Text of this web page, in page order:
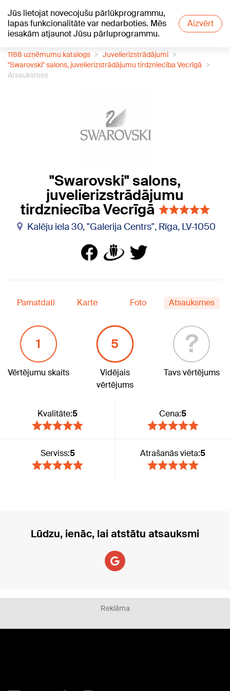
Jūs lietojat novecojušu pārlūkprogrammu,
lapas funkcionalitāte var nedarboties. Mēs
iesakām atjaunot Jūsu pārluprogrammu.
Aizvērt
+20°C
1188 uzņēmumu katalogs
Juvelierizstrādājumi
"Swarovski" salons, juvelierizstrādājumu tirdzniecība Vecrīgā
Atsauksmes
"Swarovski" salons,
juvelierizstrādājumu
tirdzniecība Vecrīgā
Kalēju iela 30, "Galerija Centrs", Rīga, LV-1050
Pamatdati Karte Foto Atsauksmes
1
Vērtējumu skaits
5
Vidējais
vērtējums
?
Tavs vērtējums
Kvalitāte:5 Cena:5
Serviss:5 Atrašanās vieta:5
Lūdzu, ienāc, lai atstātu atsauksmi
Reklāma